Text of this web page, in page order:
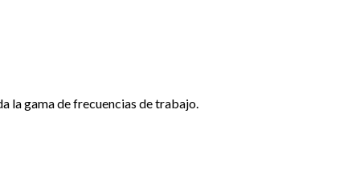
la gama de frecuencias de trabajo.